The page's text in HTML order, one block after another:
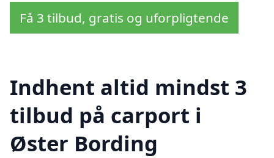
Få 3 tilbud, gratis og uforpligtende
Indhent altid mindst 3
tilbud på carport i
Øster Bording